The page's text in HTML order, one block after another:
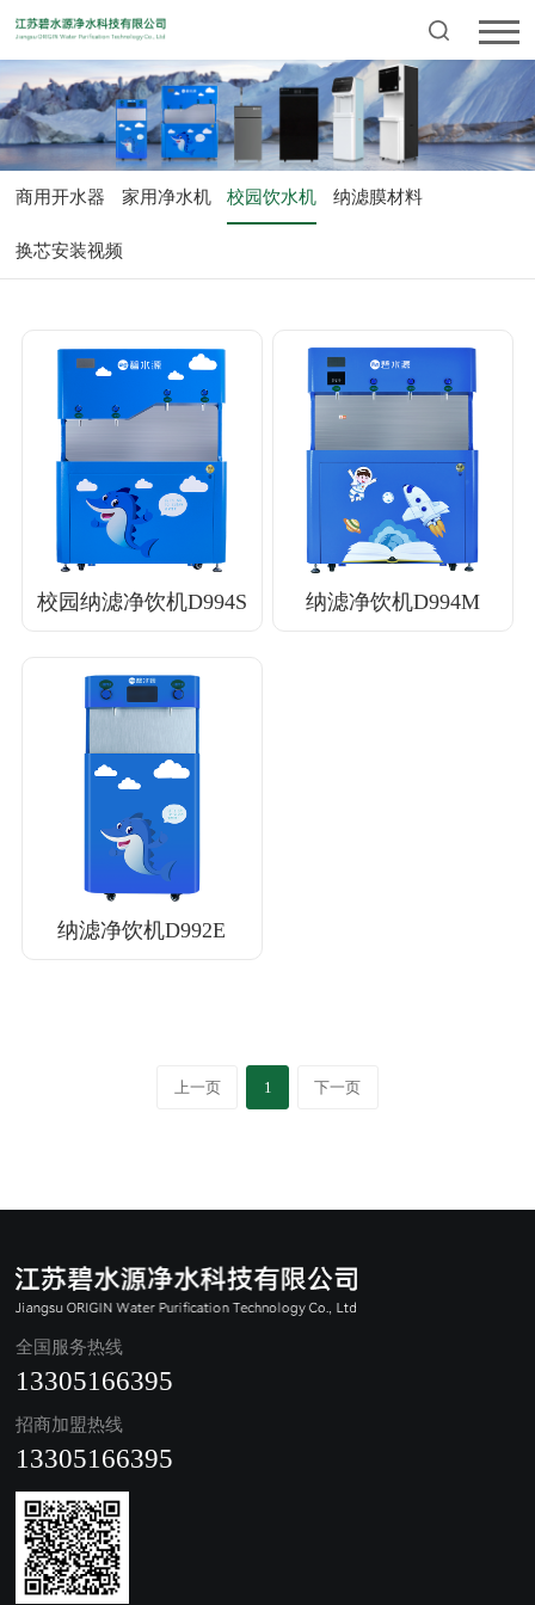
商用开水器 家用净水机 校园饮水机 纳滤膜材料
换芯安装视频
校园纳滤净饮机D994S 纳滤净饮机D994M
纳滤净饮机D992E
了解详情
上一页 1 下一页
全国服务热线
13305166395
招商加盟热线
13305166395